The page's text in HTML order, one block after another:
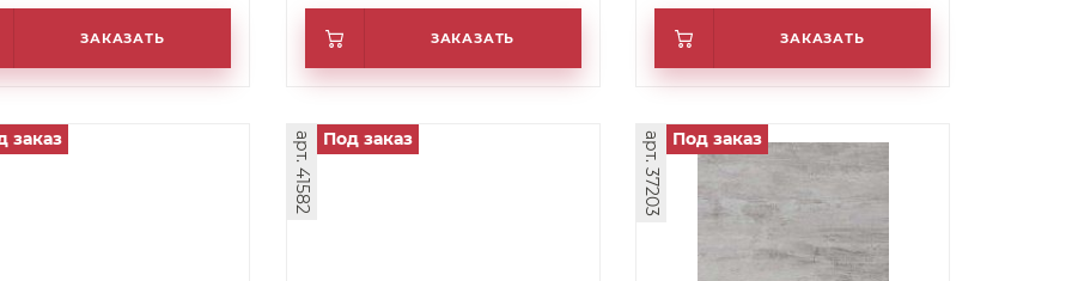
ЗАКАЗАТЬ ЗАКАЗАТЬ ЗАКАЗАТЬ
заказ арт. 41582 Под заказ арт. 37203 Под заказ